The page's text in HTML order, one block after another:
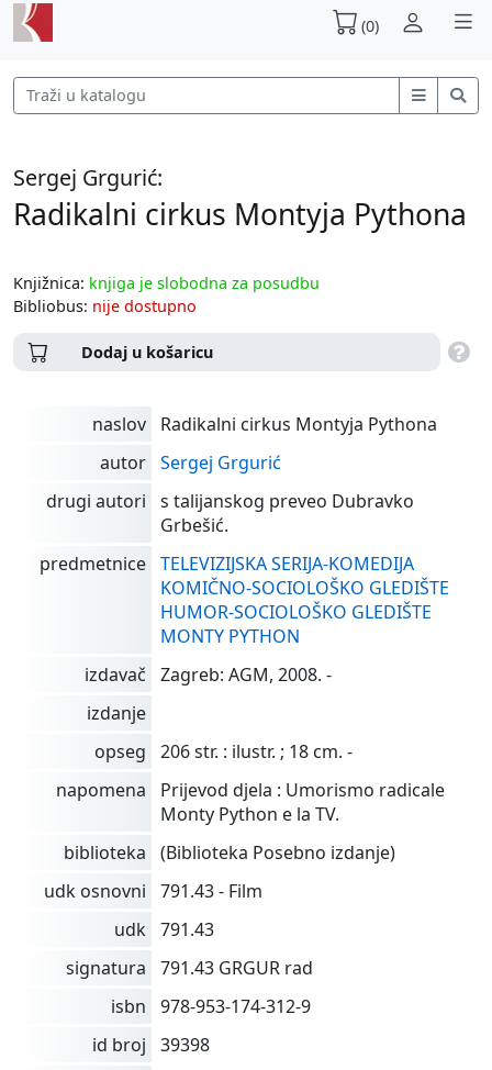
(0)
Sergej Grgurić:
Radikalni cirkus Montyja Pythona
Knjižnica: knjiga je slobodna za posudbu
Bibliobus: nije dostupno
Dodaj u košaricu
naslov
Radikalni cirkus Montyja Pythona
autor Sergej Grgurić
drugi autori
s talijanskog preveo Dubravko
Grbešić.
predmetnice TELEVIZIJSKA SERIJA-KOMEDIJA
KOMIČNO-SOCIOLOŠKO GLEDIŠTE
HUMOR-SOCIOLOŠKO GLEDIŠTE
MONTY PYTHON
izdavač
Zagreb: AGM, 2008. -
izdanje
opseg
206 str. : ilustr. ; 18 cm. -
napomena
Prijevod djela : Umorismo radicale
Monty Python e la TV.
biblioteka
(Biblioteka Posebno izdanje)
udk osnovni
791.43 - Film
udk 791.43
signatura
791.43 GRGUR rad
isbn
978-953-174-312-9
id broj
39398